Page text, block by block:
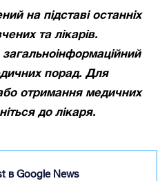
на підставі останніх
та лікарів.
порад. Для
отримання медичних
до лікаря.
в Google News